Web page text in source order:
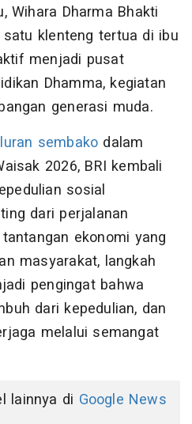
Wihara Dharma Bhakti
klenteng tertua di ibu
menjadi pusat
Dhamma, kegiatan
generasi muda.
sembako dalam
2026, BRI kembali
sosial
dari perjalanan
ekonomi yang
masyarakat, langkah
pengingat bahwa
dari kepedulian, dan
melalui semangat
lainnya di Google News